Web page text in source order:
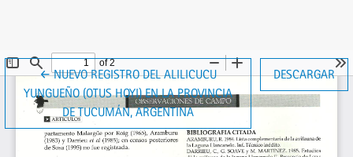
←VOLVER A LOS DETALLES DEL ARTÍCULO
NUEVO REGISTRO DEL ALILICUCU
YUNGUEÑO (OTUS HOYI) EN LA PROVINCIA
DE TUCUMÁN, ARGENTINA
DESCARGAR